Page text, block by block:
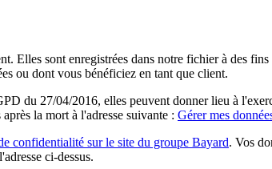
Elles sont enregistrées dans notre fichier à des
ou dont vous bénéficiez en tant que client.
du 27/04/2016, elles peuvent donner lieu à
la mort à l'adresse suivante : Gérer mes
confidentialité sur le site du groupe Bayard. Vos
ci-dessus.